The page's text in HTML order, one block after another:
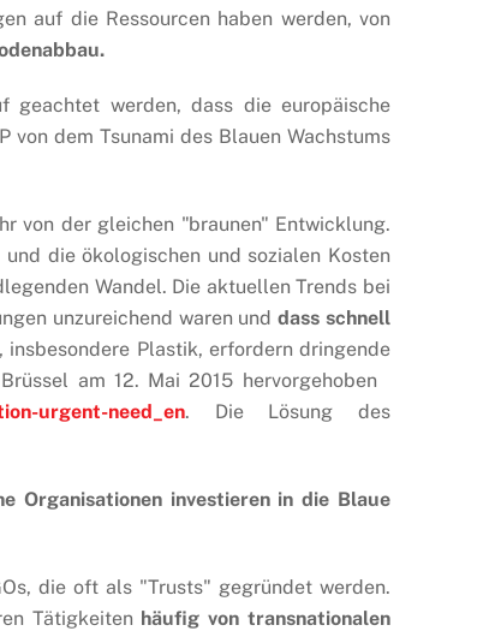
auf die Ressourcen haben werden, von
geachtet werden, dass die europäische
dem Tsunami des Blauen Wachstums
von der gleichen "braunen" Entwicklung.
die ökologischen und sozialen Kosten
Wandel. Die aktuellen Trends bei
unzureichend waren und dass schnell
insbesondere Plastik, erfordern dringende
am 12. Mai 2015 hervorgehoben
urgent-need_en. Die Lösung des
Organisationen investieren in die Blaue
die oft als "Trusts" gegründet werden.
Tätigkeiten häufig von transnationalen